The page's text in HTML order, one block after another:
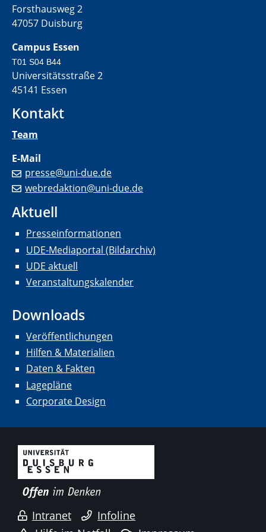
Forsthausweg 2
47057 Duisburg
Campus Essen
T01 S04 B44
Universitätsstraße 2
45141 Essen
Kontakt
Team
E-Mail
presse@uni-due.de
webredaktion@uni-due.de
Aktuell
Presseinformationen
UDE-Mediaportal (Bildarchiv)
UDE aktuell
Veranstaltungskalender
Downloads
Veröffentlichungen
Hilfen & Materialien
Daten & Fakten
Lagepläne
Corporate Design
Intranet
Infoline